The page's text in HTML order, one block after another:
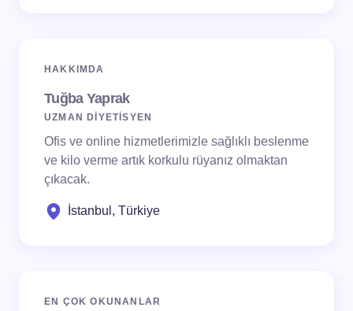
HAKKIMDA
Tuğba Yaprak
UZMAN DİYETİSYEN
Ofis ve online hizmetlerimizle sağlıklı beslenme
ve kilo verme artık korkulu rüyanız olmaktan
çıkacak.
İstanbul, Türkiye
EN ÇOK OKUNANLAR